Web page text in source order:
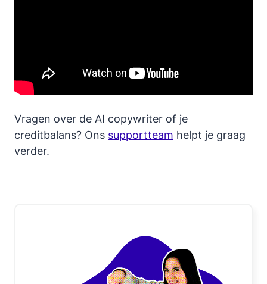
Vragen over de AI copywriter of je
creditbalans? Ons supportteam helpt je graag
verder.